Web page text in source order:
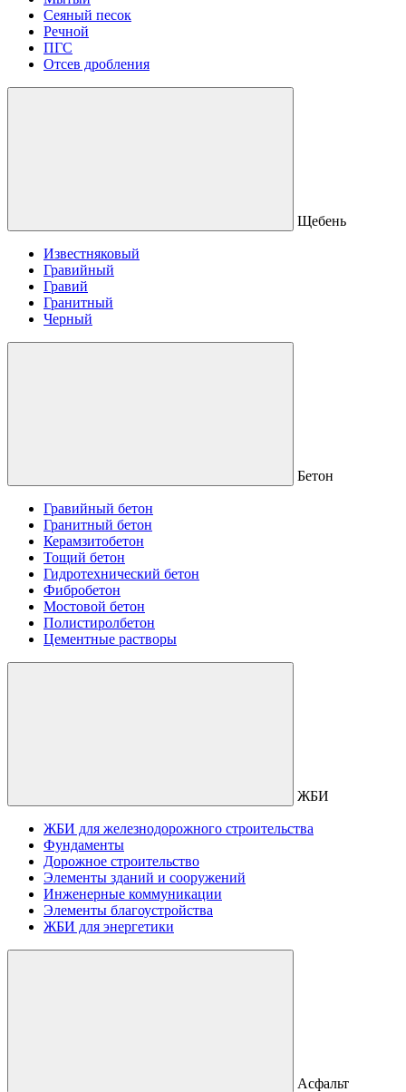
Сеяный песок
Речной
ПГС
Отсев дробления
Щебень
Известняковый
Гравийный
Гравий
Гранитный
Черный
Бетон
Гравийный бетон
Гранитный бетон
Керамзитобетон
Тощий бетон
Гидротехнический бетон
Фибробетон
Мостовой бетон
Полистиролбетон
Цементные растворы
ЖБИ
ЖБИ для железнодорожного строительства
Фундаменты
Дорожное строительство
Элементы зданий и сооружений
Инженерные коммуникации
Элементы благоустройства
ЖБИ для энергетики
Асфальт